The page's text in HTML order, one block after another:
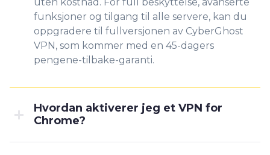
funksjoner og tilgang til alle servere, kan du
oppgradere til fullversjonen av CyberGhost
VPN, som kommer med en 45-dagers
pengene-tilbake-garanti.
Hvordan aktiverer jeg et VPN for
Chrome?